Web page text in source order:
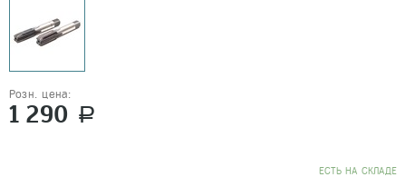
Розн. цена:
1 290 a
EСТЬ НА СКЛАДЕ